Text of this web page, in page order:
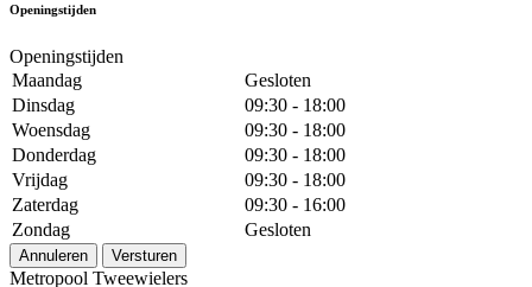
Openingstijden
Openingstijden
Maandag
Gesloten
Dinsdag
09:30 - 18:00
Woensdag
09:30 - 18:00
Donderdag
09:30 - 18:00
Vrijdag
09:30 - 18:00
Zaterdag
09:30 - 16:00
Zondag
Gesloten
Annuleren Versturen
Metropool Tweewielers